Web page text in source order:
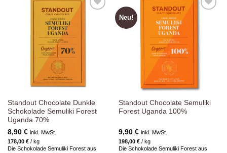
Standout Chocolate Dunkle
Schokolade Semuliki Forest
Uganda 70%
8,90 € inkl. MwSt.
178,00 €/ kg
Die Schokolade Semuliki Forest aus
Neu!
Wunschliste
Standout Chocolate Semuliki
Forest Uganda 100%
9,90 € inkl. MwSt.
198,00 €/ kg
Die Schokolade Semuliki Forest aus